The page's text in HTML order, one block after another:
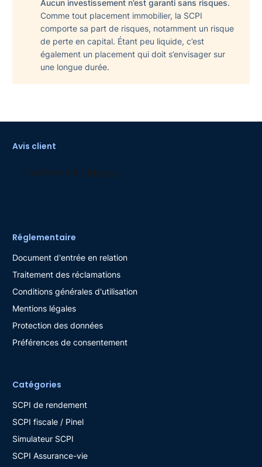
Aucun investissement n’est garanti sans risques.
Comme tout placement immobilier, la SCPI
comporte sa part de risques, notamment un risque
de perte en capital. Étant peu liquide, c’est
également un placement qui doit s’envisager sur
une longue durée.
Avis client
Réglementaire
Document d'entrée en relation
Traitement des réclamations
Conditions générales d'utilisation
Mentions légales
Protection des données
Préférences de consentement
Catégories
SCPI de rendement
SCPI fiscale / Pinel
Simulateur SCPI
SCPI Assurance-vie